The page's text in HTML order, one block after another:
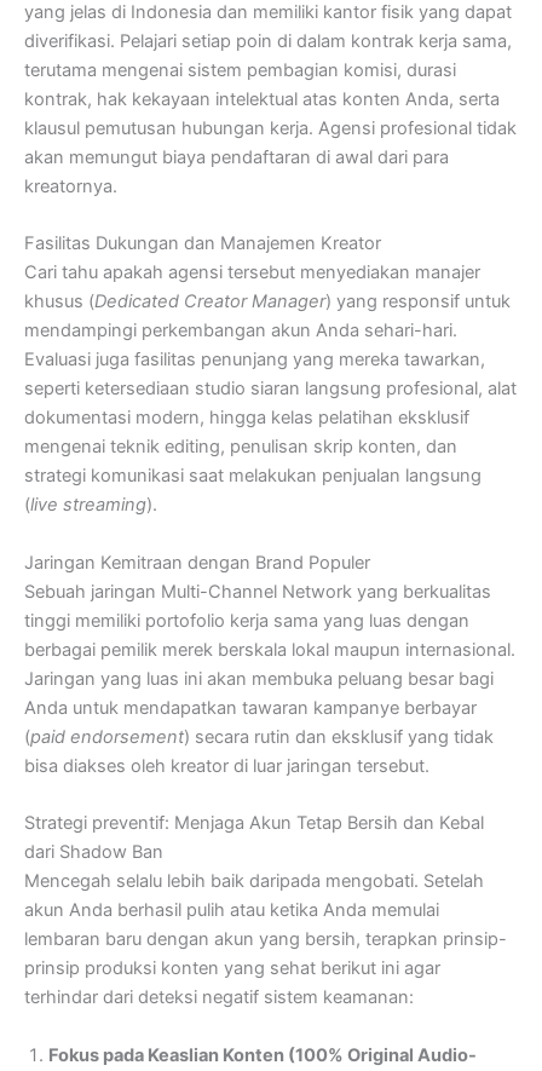
yang jelas di Indonesia dan memiliki kantor fisik yang dapat
diverifikasi. Pelajari setiap poin di dalam kontrak kerja sama,
terutama mengenai sistem pembagian komisi, durasi
kontrak, hak kekayaan intelektual atas konten Anda, serta
klausul pemutusan hubungan kerja. Agensi profesional tidak
akan memungut biaya pendaftaran di awal dari para
kreatornya.
Fasilitas Dukungan dan Manajemen Kreator
Cari tahu apakah agensi tersebut menyediakan manajer
khusus (Dedicated Creator Manager) yang responsif untuk
mendampingi perkembangan akun Anda sehari-hari.
Evaluasi juga fasilitas penunjang yang mereka tawarkan,
seperti ketersediaan studio siaran langsung profesional, alat
dokumentasi modern, hingga kelas pelatihan eksklusif
mengenai teknik editing, penulisan skrip konten, dan
strategi komunikasi saat melakukan penjualan langsung
(live streaming).
Jaringan Kemitraan dengan Brand Populer
Sebuah jaringan Multi-Channel Network yang berkualitas
tinggi memiliki portofolio kerja sama yang luas dengan
berbagai pemilik merek berskala lokal maupun internasional.
Jaringan yang luas ini akan membuka peluang besar bagi
Anda untuk mendapatkan tawaran kampanye berbayar
(paid endorsement) secara rutin dan eksklusif yang tidak
bisa diakses oleh kreator di luar jaringan tersebut.
Strategi preventif: Menjaga Akun Tetap Bersih dan Kebal
dari Shadow Ban
Mencegah selalu lebih baik daripada mengobati. Setelah
akun Anda berhasil pulih atau ketika Anda memulai
lembaran baru dengan akun yang bersih, terapkan prinsip-
prinsip produksi konten yang sehat berikut ini agar
terhindar dari deteksi negatif sistem keamanan:
Fokus pada Keaslian Konten (100% Original Audio-